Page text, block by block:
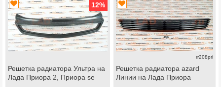
12%
Решетка радиатора Ультра на
Лада Приора 2, Приора se
rr208pri
Решетка радиатора azard
Линии на Лада Приора